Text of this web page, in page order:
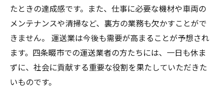
たときの達成感です。また、仕事に必要な機材や車両の
メンテナンスや清掃など、裏方の業務も欠かすことがで
きません。 運送業は今後も需要が高まることが予想され
ます。四条畷市での運送業者の方たちには、一日も休ま
ずに、社会に貢献する重要な役割を果たしていただきた
いものです。